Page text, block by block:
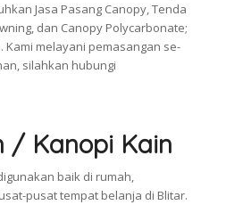
Jasa Pasang Canopy, Tenda
dan Canopy Polycarbonate;
Kami melayani pemasangan se-
silahkan hubungi
/ Kanopi Kain
baik di rumah,
pusat tempat belanja di Blitar.